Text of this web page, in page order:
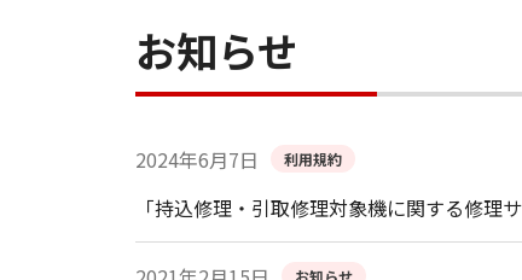
お知らせ
2024年6月7日 利用規約
「持込修理・引取修理対象機に関する修
お知らせ